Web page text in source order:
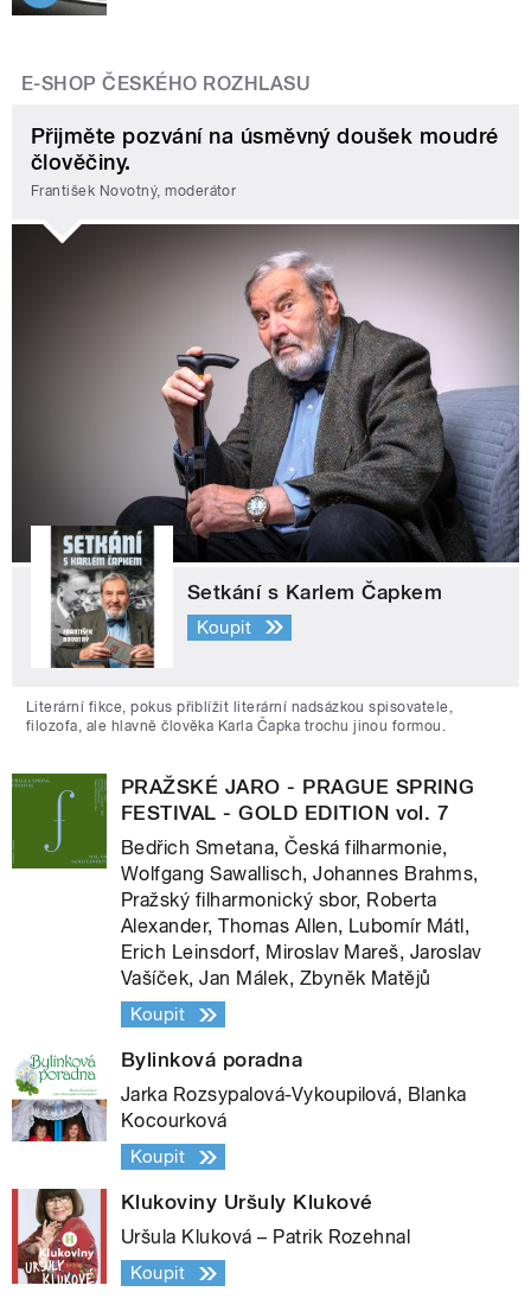
E-SHOP ČESKÉHO ROZHLASU
Přijměte pozvání na úsměvný doušek moudré
člověčiny.
František Novotný, moderátor
Setkání s Karlem Čapkem
Koupit
Literární fikce, pokus přiblížit literární nadsázkou spisovatele,
filozofa, ale hlavně člověka Karla Čapka trochu jinou formou.
PRAŽSKÉ JARO - PRAGUE SPRING
FESTIVAL - GOLD EDITION vol. 7
Bedřich Smetana, Česká filharmonie,
Wolfgang Sawallisch, Johannes Brahms,
Pražský filharmonický sbor, Roberta
Alexander, Thomas Allen, Lubomír Mátl,
Erich Leinsdorf, Miroslav Mareš, Jaroslav
Vašíček, Jan Málek, Zbyněk Matějů
Koupit
Bylinková poradna
Jarka Rozsypalová-Vykoupilová, Blanka
Kocourková
Koupit
Klukoviny Uršuly Klukové
Uršula Kluková – Patrik Rozehnal
Koupit